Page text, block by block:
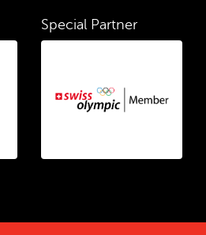
Special Partner